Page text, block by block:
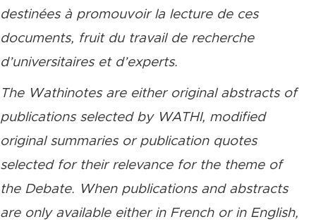
destinées à promouvoir la lecture de ces
documents, fruit du travail de recherche
d’universitaires et d’experts.
The Wathinotes are either original abstracts of
publications selected by WATHI, modified
original summaries or publication quotes
selected for their relevance for the theme of
the Debate. When publications and abstracts
are only available either in French or in English,